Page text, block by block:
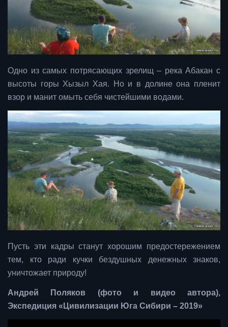
Одно из самых потрясающих зрелищ – река Абакан с
высоты горы Хызыл Хая. Но и в долине она пленит
взор и манит омыть себя чистейшими водами.
Пусть эти кадры станут хорошим предостережением
тем, кто ради кучки бездушных денежных знаков,
уничтожает природу!
Андрей Поляков (фото и видео автора),
Экспедиция «Цивилизации Юга Сибири – 2019»